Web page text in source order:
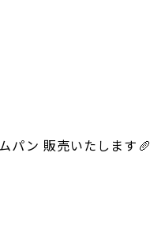
パン 販売いたします🥖